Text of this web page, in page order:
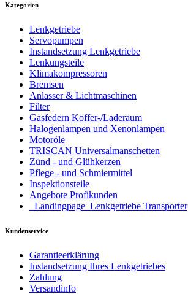
Kategorien
Lenkgetriebe
Servopumpen
Instandsetzung Lenkgetriebe
Lenkungsteile
Klimakompressoren
Bremsen
Anlasser & Lichtmaschinen
Filter
Gasfedern Koffer-/Laderaum
Halogenlampen und Xenonlampen
Motoröle
TRISCAN Universalmanschetten
Zünd - und Glühkerzen
Pflege - und Schmiermittel
Inspektionsteile
Angebote Profikunden
_Landingpage_Lenkgetriebe Transporter
Kundenservice
Garantieerklärung
Instandsetzung Ihres Lenkgetriebes
Zahlung
Versandinfo